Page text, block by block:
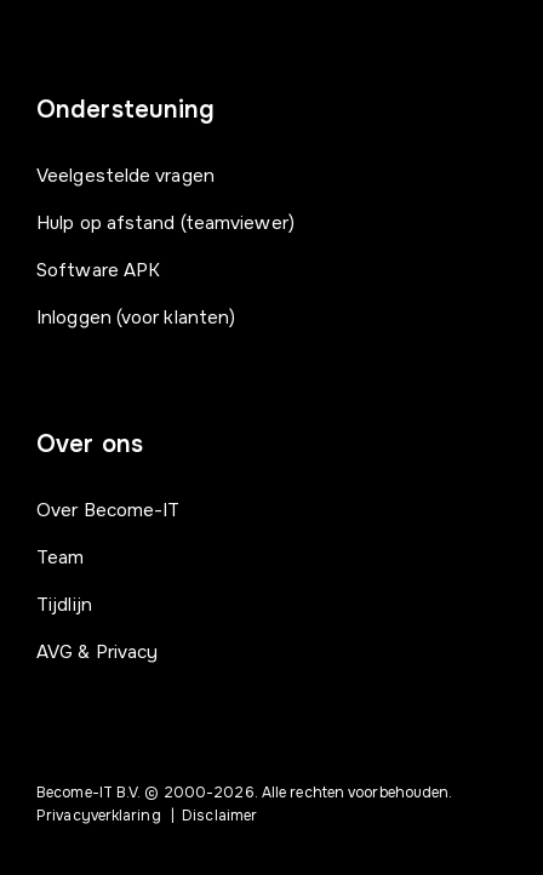
Ondersteuning
Veelgestelde vragen
Hulp op afstand (teamviewer)
Software APK
Inloggen (voor klanten)
Over ons
Over Become-IT
Team
Tijdlijn
AVG & Privacy
Become-IT B.V. © 2000-2026. Alle rechten voorbehouden.
Privacyverklaring
|Disclaimer